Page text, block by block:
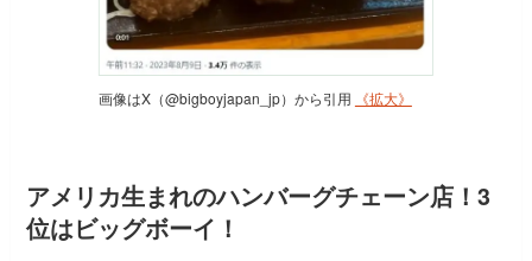
画像はX（@bigboyjapan_jp）から引用 《拡大》
アメリカ生まれのハンバーグチェーン店！3
位はビッグボーイ！